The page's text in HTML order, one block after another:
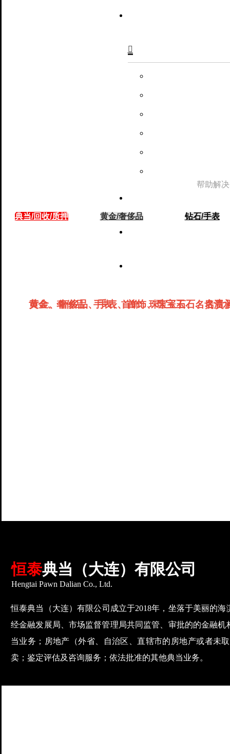

恒泰典当（大连）有限公司
恒泰典当（大连）有限公司成立于2018年，坐落于美丽的海
经金融发展局、市场监督管理局共同监管、审批的的金融
当业务；房地产（外省、自治区、直辖市的房地产或者未
卖；鉴定评估及咨询服务；依法批准的其他典当业务。
Hengtai Pawn Dalian Co., Ltd.
典当/回收/质押 钻石/手表
黄金/奢侈品
帮助解
黄金、奢侈品、手表、首饰、珠宝玉石、名贵酒
黄金、奢侈品、手表、首饰、珠宝玉石、名贵